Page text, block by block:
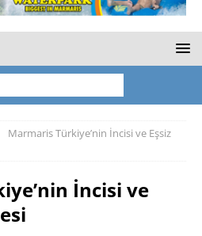
Marmaris Türkiye’nin İncisi ve Eşsiz
İncisi ve